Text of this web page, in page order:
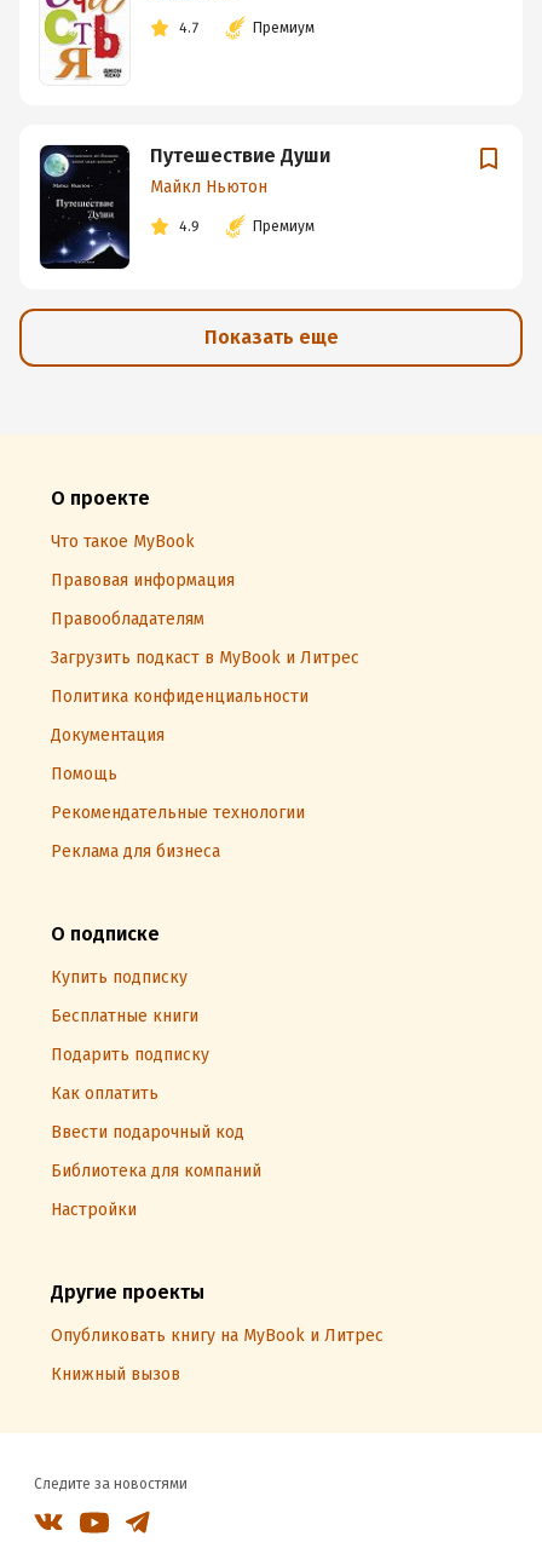
4.7 Премиум
Путешествие Души
Майкл Ньютон
4.9 Премиум
Показать еще
О проекте
Что такое MyBook
Правовая информация
Правообладателям
Загрузить подкаст в MyBook и Литрес
Политика конфиденциальности
Документация
Помощь
Рекомендательные технологии
Реклама для бизнеса
О подписке
Купить подписку
Бесплатные книги
Подарить подписку
Как оплатить
Ввести подарочный код
Библиотека для компаний
Настройки
Другие проекты
Опубликовать книгу на MyBook и Литрес
Книжный вызов
Следите за новостями